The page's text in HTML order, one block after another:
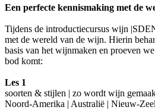
Een perfecte kennismaking met de
Tijdens de introductiecursus wijn
met de wereld van de wijn. Hierin
basis van het wijnmaken en proeven
bod komt:
Les 1
soorten & stijlen | zo wordt wijn
Noord-Amerika | Australië | Nieuw-